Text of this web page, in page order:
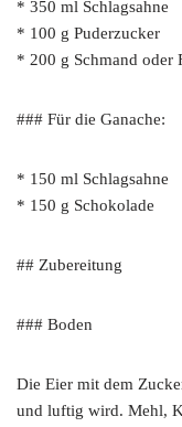
* 350 ml Schlagsahne
* 100 g Puderzucker
* 200 g Schmand oder
### Für die Ganache:
* 150 ml Schlagsahne
* 150 g Schokolade
## Zubereitung
### Boden
Die Eier mit dem
und luftig wird. Mehl,